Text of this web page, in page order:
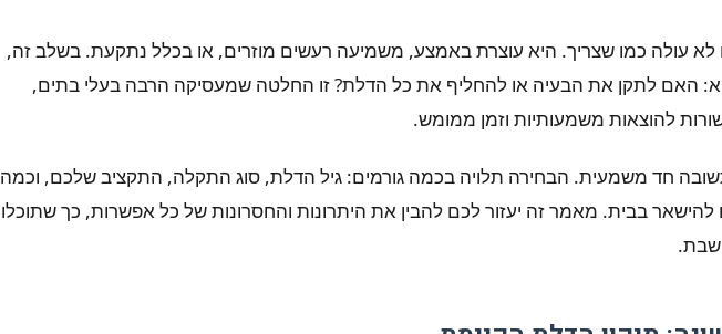
עולה כמו שצריך. היא עוצרת באמצע, משמיעה רעשים מוזרים, או בכלל נתקעת. בשלב זה,
האם לתקן את הבעיה או להחליף את כל הדלת? זו החלטה שמעסיקה הרבה בעלי בתים,
להוצאות משמעותיות וזמן ממומש.
חד משמעית. הבחירה תלויה בכמה גורמים: גיל הדלת, סוג התקלה, התקציב שלכם, וכמה
בבית. מאמר זה יעזור לכם להבין את היתרונות והחסרונות של כל אפשרות, כך שתוכלו